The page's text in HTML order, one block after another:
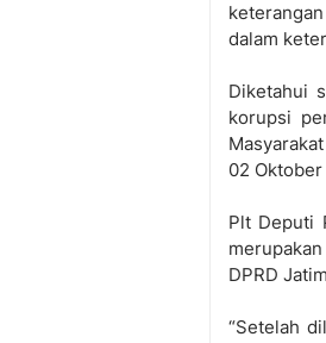
dalam
Diketahui
korupsi
02
Plt Deputi
DPRD
“Setelah